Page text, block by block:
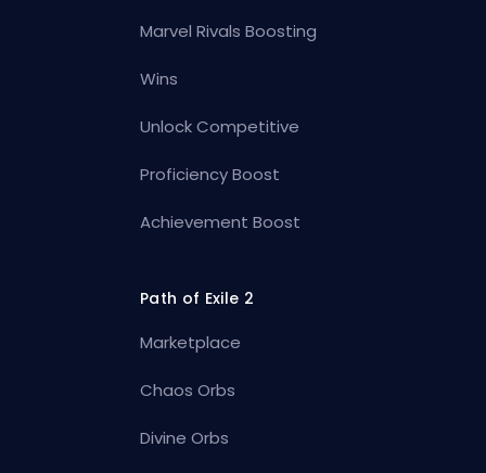
Marvel Rivals Boosting
Wins
Unlock Competitive
Proficiency Boost
Achievement Boost
Path of Exile 2
Marketplace
Chaos Orbs
Divine Orbs